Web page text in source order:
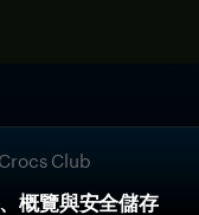
Club
概覽與安全儲存